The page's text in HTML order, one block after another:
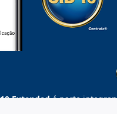
Extendedé parte